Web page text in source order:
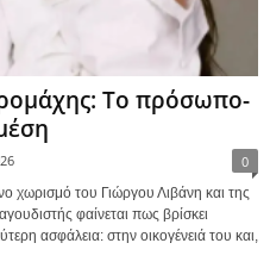
Το πρόσωπο-
0
χωρισμό του Γιώργου Λιβάνη και της
φαίνεται πως βρίσκει
ασφάλεια: στην οικογένειά του και,